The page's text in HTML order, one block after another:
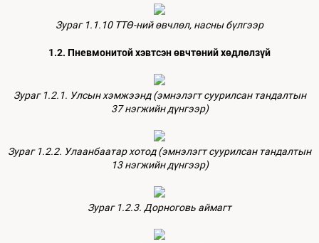
Зураг 1.1.10 ТТӨ-ний өвчлөл, насны бүлгээр
1.2. Пневмонитой хэвтсэн өвчтөний хөдлөлзүй
Зураг 1.2.1. Улсын хэмжээнд (эмнэлэгт суурилсан тандалтын
37 нэгжийн дүнгээр)
Зураг 1.2.2. Улаанбаатар хотод (эмнэлэгт суурилсан тандалтын
13 нэгжийн дүнгээр)
Зураг 1.2.3. Дорноговь аймагт